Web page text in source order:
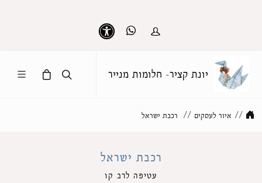
כניסה Whatsapp
יונת קציר- חלומות מנייר
// איור לעסקים // רכבת ישראל
רכבת ישראל
עטיפה לרב קו